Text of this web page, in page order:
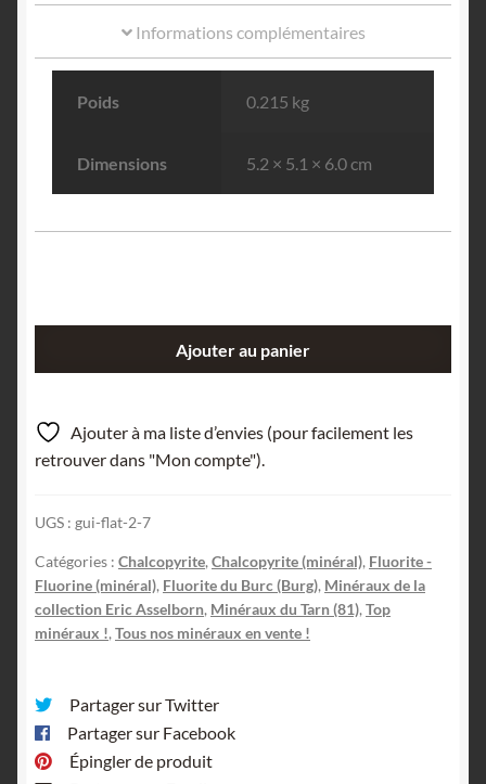
Informations complémentaires
Poids 0.215 kg
Dimensions 5.2 × 5.1 × 6.0 cm
et
quartz
sur
bleue,
mine
du
Burc,
Le
Ajouter au panier
Ajouter à ma liste d’envies (pour facilement les
retrouver dans "Mon compte").
UGS : gui-flat-2-7
Catégories : Chalcopyrite, Chalcopyrite (minéral), Fluorite -
Fluorine (minéral), Fluorite du Burc (Burg), Minéraux de la
collection Eric Asselborn, Minéraux du Tarn (81), Top
minéraux !, Tous nos minéraux en vente !
Partager sur Twitter
Partager sur Facebook
Épingler de produit